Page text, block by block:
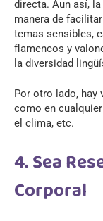
directa. Aun así,
manera de
temas sensibles,
flamencos y
la diversidad
Por otro lado, hay
como en
el clima, etc.
4. Sea
Corporal